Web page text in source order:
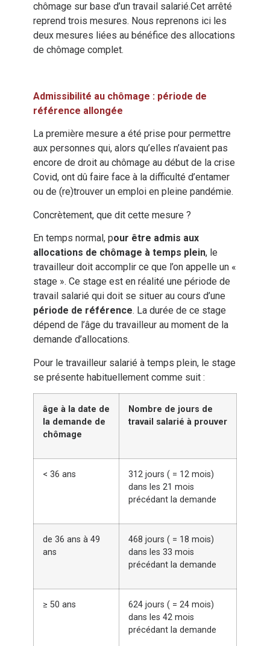
chômage sur base d’un travail salarié.Cet arrêté
reprend trois mesures. Nous reprenons ici les
deux mesures liées au bénéfice des allocations
de chômage complet.
Admissibilité au chômage : période de
référence allongée
La première mesure a été prise pour permettre
aux personnes qui, alors qu’elles n’avaient pas
encore de droit au chômage au début de la crise
Covid, ont dû faire face à la difficulté d’entamer
ou de (re)trouver un emploi en pleine pandémie.
Concrètement, que dit cette mesure ?
En temps normal, pour être admis aux
allocations de chômage à temps plein, le
travailleur doit accomplir ce que l’on appelle un «
stage ». Ce stage est en réalité une période de
travail salarié qui doit se situer au cours d’une
période de référence. La durée de ce stage
dépend de l’âge du travailleur au moment de la
demande d’allocations.
Pour le travailleur salarié à temps plein, le stage
se présente habituellement comme suit :
âge à la date de
la demande de
chômage
Nombre de jours de
travail salarié à prouver
< 36 ans
312 jours ( = 12 mois)
dans les 21 mois
précédant la demande
de 36 ans à 49
ans
468 jours ( = 18 mois)
dans les 33 mois
précédant la demande
≥ 50 ans
624 jours ( = 24 mois)
dans les 42 mois
précédant la demande